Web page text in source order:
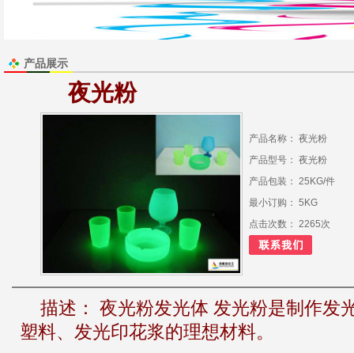
产品展示
夜光粉
产品名称： 夜光粉
产品型号： 夜光粉
产品包装： 25KG/件
最小订购： 5KG
点击次数： 2265次
描述：
夜光粉发光体 发光粉是制作发
塑料、发光印花浆的理想材料。